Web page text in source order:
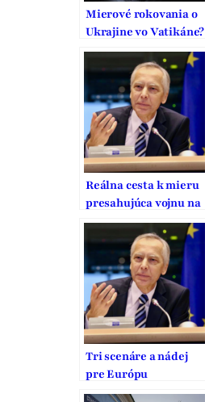
Mierové rokovania o
Ukrajine vo Vatikáne?
USA a Rusko chcú
pokračovať
Reálna cesta k mieru
presahujúca vojnu na
Ukrajine
Tri scenáre a nádej
pre Európu